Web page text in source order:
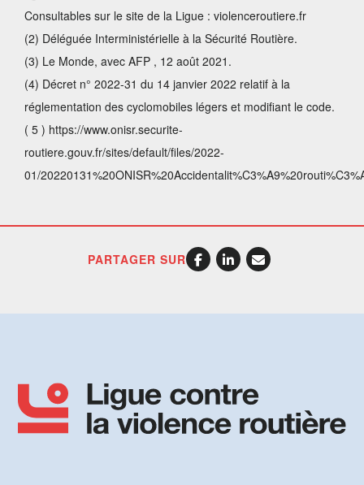
Consultables sur le site de la Ligue : violenceroutiere.fr
(2) Déléguée Interministérielle à la Sécurité Routière.
(3) Le Monde, avec AFP , 12 août 2021.
(4) Décret n° 2022-31 du 14 janvier 2022 relatif à la
réglementation des cyclomobiles légers et modifiant le code.
( 5 ) https://www.onisr.securite-
routiere.gouv.fr/sites/default/files/2022-
01/
PARTAGER SUR